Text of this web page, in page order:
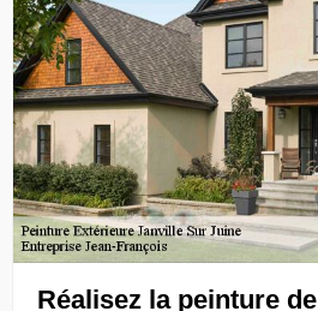
Réalisez la peinture